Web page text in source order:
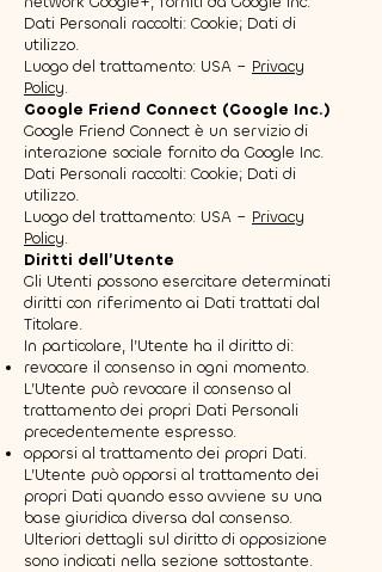
Dati Personali raccolti: Cookie; Dati di
utilizzo.
Luogo del trattamento: USA – Privacy
Policy.
Google Friend Connect (Google Inc.)
Google Friend Connect è un servizio di
interazione sociale fornito da Google Inc.
Dati Personali raccolti: Cookie; Dati di
utilizzo.
Luogo del trattamento: USA – Privacy
Policy.
Diritti dell’Utente
Gli Utenti possono esercitare determinati
diritti con riferimento ai Dati trattati dal
Titolare.
In particolare, l’Utente ha il diritto di:
revocare il consenso in ogni momento.
L’Utente può revocare il consenso al
trattamento dei propri Dati Personali
precedentemente espresso.
opporsi al trattamento dei propri Dati.
L’Utente può opporsi al trattamento dei
propri Dati quando esso avviene su una
base giuridica diversa dal consenso.
Ulteriori dettagli sul diritto di opposizione
sono indicati nella sezione sottostante.